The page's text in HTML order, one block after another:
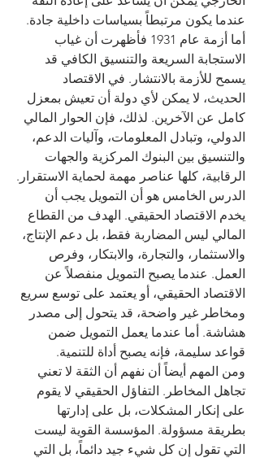
عندما يكون مرتبطاً بسياسات داخلية جادة.
أما أزمة عام 1931 فأظهرت أن غياب
الاستجابة السريعة والتنسيق الكافي قد
يسمح للأزمة بالانتشار. في الاقتصاد
الحديث، لا يمكن لأي دولة أن تعيش بمعزل
كامل عن الآخرين. لذلك، فإن الحوار المالي
الدولي، وتبادل المعلومات، وآليات الدعم،
والتنسيق بين البنوك المركزية والجهات
الرقابية، كلها عناصر مهمة لحماية الاستقرار.
الدرس الخامس هو أن التمويل يجب أن
يخدم الاقتصاد الحقيقي. الهدف من القطاع
المالي ليس المضاربة فقط، بل دعم الإنتاج،
والاستثمار، والتجارة، والابتكار، وفرص
العمل. عندما يصبح التمويل منفصلاً عن
الاقتصاد الحقيقي، أو يعتمد على توسع سريع
ومخاطر غير واضحة، قد يتحول إلى مصدر
هشاشة. أما عندما يعمل التمويل ضمن
قواعد سليمة، فإنه يصبح أداة للتنمية.
ومن المهم أيضاً أن نفهم أن الثقة لا تعني
تجاهل المخاطر. التفاؤل الحقيقي لا يقوم
على إنكار المشكلات، بل على إدارتها
بطريقة مسؤولة. المؤسسة القوية ليست
التي تقول إن كل شيء جيد دائماً، بل التي